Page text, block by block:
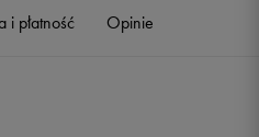
i płatność Opinie